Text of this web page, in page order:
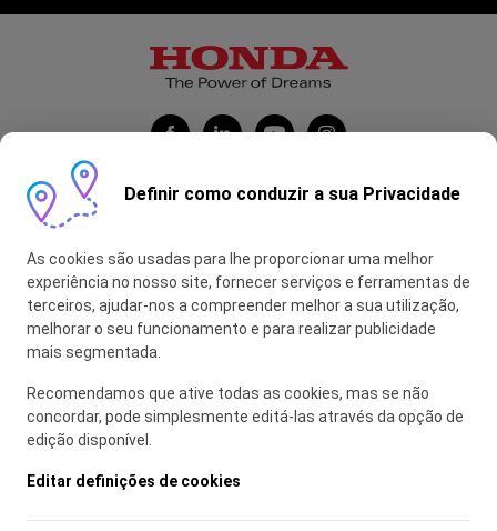
Honda Portugal Automóveis
Contas Feitas
myHONDA
Glossário
Política de Utilização de Cookies
Definir como conduzir a sua Privacidade
As cookies são usadas para lhe proporcionar uma melhor
experiência no nosso site, fornecer serviços e ferramentas de
terceiros, ajudar-nos a compreender melhor a sua utilização,
melhorar o seu funcionamento e para realizar publicidade
mais segmentada.
Recomendamos que ative todas as cookies, mas se não
concordar, pode simplesmente editá-las através da opção de
edição disponível.
Editar definições de cookies